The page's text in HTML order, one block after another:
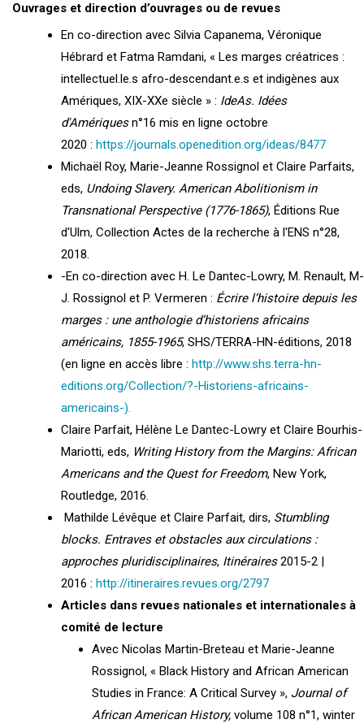
Ouvrages et direction d’ouvrages ou de revues
En co-direction avec Silvia Capanema, Véronique
Hébrard et Fatma Ramdani, « Les marges créatrices :
intellectuel.le.s afro-descendant.e.s et indigènes aux
Amériques, XIX-XXe siècle » : IdeAs. Idées
d'Amériquesn°16 mis en ligne octobre
2020 : https://journals.openedition.org/ideas/8477
Michaël Roy, Marie-Jeanne Rossignol et Claire Parfaits,
eds, Undoing Slavery. American Abolitionism in
Transnational Perspective (1776-1865), Éditions Rue
d'Ulm, Collection Actes de la recherche à l'ENS n°28,
2018.
-En co-direction avec H. Le Dantec-Lowry, M. Renault, M-
J. Rossignol et P. Vermeren : Écrire l’histoire depuis les
marges : une anthologie d’historiens africains
américains, 1855-1965, SHS/TERRA-HN-éditions, 2018
(en ligne en accès libre : http://www.shs.terra-hn-
editions.org/Collection/?-Historiens-africains-
americains-).
Claire Parfait, Hélène Le Dantec-Lowry et Claire Bourhis-
Mariotti, eds, Writing History from the Margins: African
Americans and the Quest for Freedom, New York,
Routledge, 2016.
Mathilde Lévêque et Claire Parfait, dirs, Stumbling
blocks. Entraves et obstacles aux circulations :
approches pluridisciplinaires, Itinéraires2015-2 |
2016 : http://itineraires.revues.org/2797
Articles dans revues nationales et internationales à
comité de lecture
Avec Nicolas Martin-Breteau et Marie-Jeanne
Rossignol, « Black History and African American
Studies in France: A Critical Survey », Journal of
African American History, volume 108 n°1, winter